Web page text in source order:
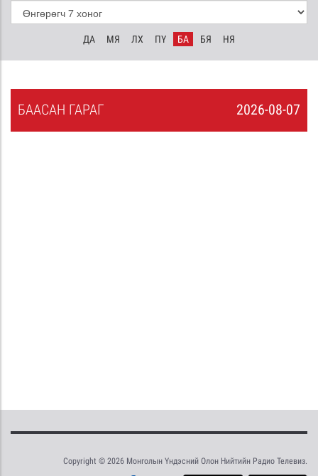
ДА МЯ ЛХ ПҮ БА БЯ НЯ
2026-08-07
БААСАН ГАРАГ
Copyright © 2026 Монголын Үндэсний Олон Нийтийн Радио Телевиз.